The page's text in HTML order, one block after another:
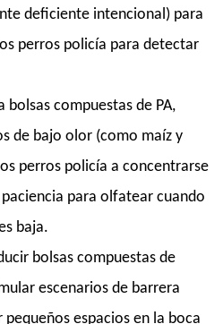
deficiente intencional) para
perros policía para detectar
bolsas compuestas de PA,
de bajo olor (como maíz y
perros policía a concentrarse
para olfatear cuando
baja.
bolsas compuestas de
escenarios de barrera
espacios en la boca